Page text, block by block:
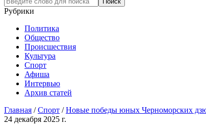
Рубрики
Политика
Общество
Проиcшествия
Культура
Спорт
Афиша
Интервью
Архив статей
Главная /Спорт /Новые победы юных Черноморских
24 декабря 2025 г.